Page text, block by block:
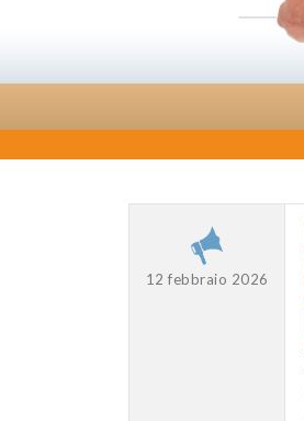
12 febbraio 2026